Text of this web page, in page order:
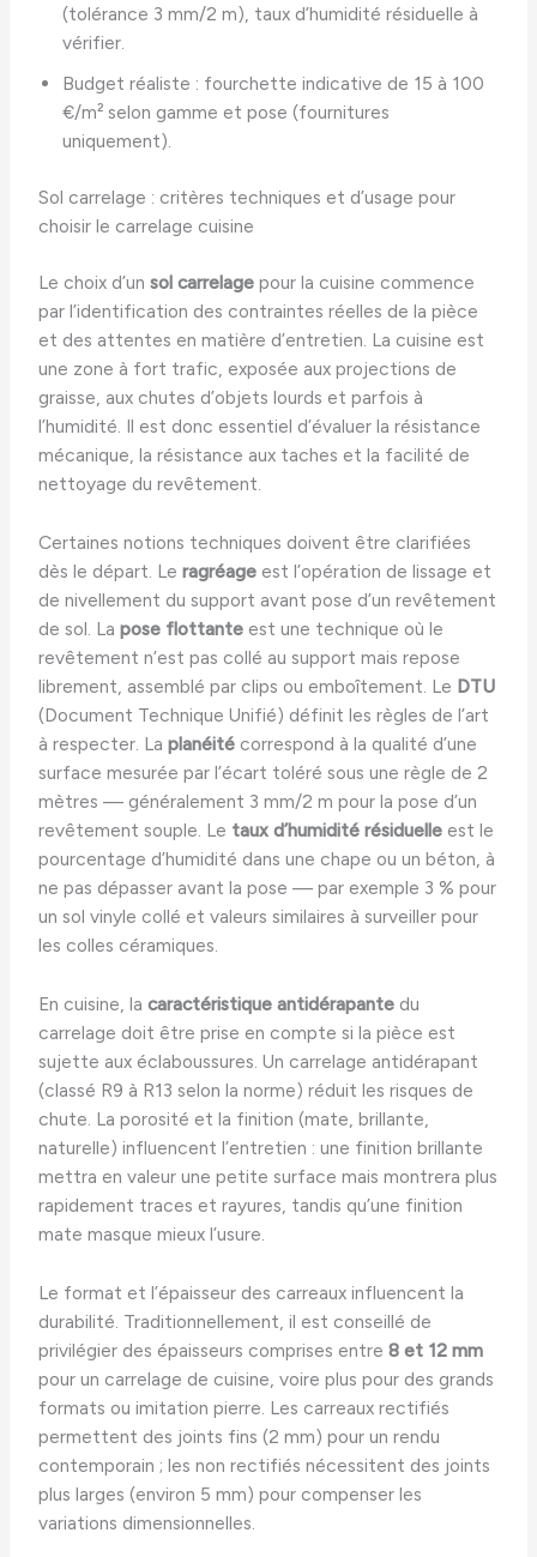
(tolérance 3 mm/2 m), taux d’humidité résiduelle à
vérifier.
Budget réaliste : fourchette indicative de 15 à 100
€/m² selon gamme et pose (fournitures
uniquement).
Sol carrelage : critères techniques et d’usage pour
choisir le carrelage cuisine
Le choix d’unsol carrelage pour la cuisine commence
par l’identification des contraintes réelles de la pièce
et des attentes en matière d’entretien. La cuisine est
une zone à fort trafic, exposée aux projections de
graisse, aux chutes d’objets lourds et parfois à
l’humidité. Il est donc essentiel d’évaluer la résistance
mécanique, la résistance aux taches et la facilité de
nettoyage du revêtement.
Certaines notions techniques doivent être clarifiées
dès le départ. Leragréage est l’opération de lissage et
de nivellement du support avant pose d’un revêtement
de sol. Lapose flottante est une technique où le
revêtement n’est pas collé au support mais repose
librement, assemblé par clips ou emboîtement. Le DTU
(Document Technique Unifié) définit les règles de l’art
à respecter. Laplanéité correspond à la qualité d’une
surface mesurée par l’écart toléré sous une règle de 2
mètres — généralement 3 mm/2 m pour la pose d’un
revêtement souple. Le taux d’humidité résiduelle est le
pourcentage d’humidité dans une chape ou un béton, à
ne pas dépasser avant la pose — par exemple 3 % pour
un sol vinyle collé et valeurs similaires à surveiller pour
les colles céramiques.
En cuisine, lacaractéristique antidérapante du
carrelage doit être prise en compte si la pièce est
sujette aux éclaboussures. Un carrelage antidérapant
(classé R9 à R13 selon la norme) réduit les risques de
chute. La porosité et la finition (mate, brillante,
naturelle) influencent l’entretien : une finition brillante
mettra en valeur une petite surface mais montrera plus
rapidement traces et rayures, tandis qu’une finition
mate masque mieux l’usure.
Le format et l’épaisseur des carreaux influencent la
durabilité. Traditionnellement, il est conseillé de
privilégier des épaisseurs comprises entre8 et 12 mm
pour un carrelage de cuisine, voire plus pour des grands
formats ou imitation pierre. Les carreaux rectifiés
permettent des joints fins (2 mm) pour un rendu
contemporain ; les non rectifiés nécessitent des joints
plus larges (environ 5 mm) pour compenser les
variations dimensionnelles.